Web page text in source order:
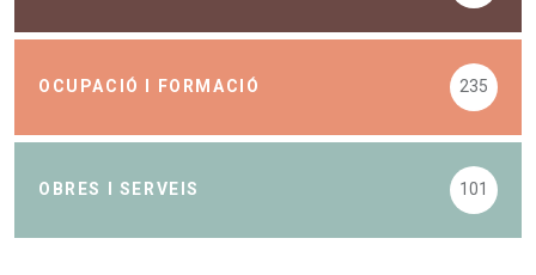
OCUPACIÓ I FORMACIÓ 235
OBRES I SERVEIS 101